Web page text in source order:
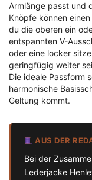
Armlänge passt und
Knöpfe können
du die oberen ein
entspannten V-
oder eine locker
geringfügig weiter
Die ideale Passform
harmonische
Geltung kommt.
AUS DER
Bei der
Lederjacke